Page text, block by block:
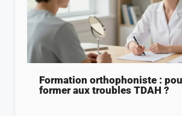
Formation orthophoniste :
former aux troubles TDAH ?